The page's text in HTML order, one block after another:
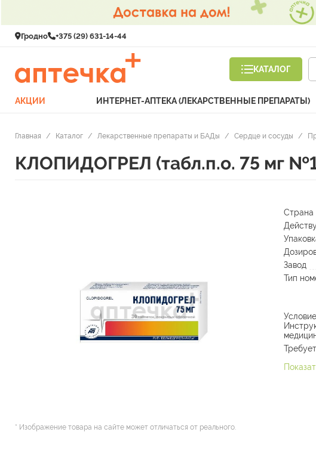
Гродно +375 (29) 631-14-44
КАТАЛОГ
АКЦИИ ИНТЕРНЕТ-АПТЕКА (ЛЕКАРСТВЕННЫЕ ПРЕПАРАТЫ)
Главная / Каталог / Лекарственные препараты и БАДы / Сердце и сосуды /
КЛОПИДОГРЕЛ (табл.п.о. 75 мг
* Изображение товара на сайте может отличаться от реального.
Страна
Завод
Тип